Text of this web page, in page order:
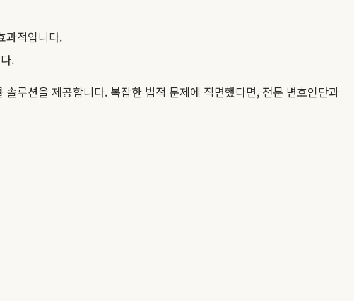
과적입니다.
.
루션을 제공합니다. 복잡한 법적 문제에 직면했다면, 전문 변호인단과